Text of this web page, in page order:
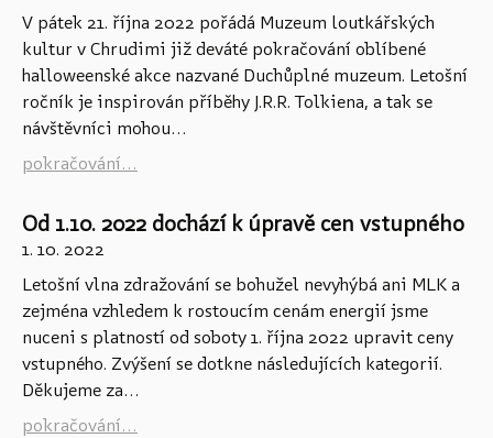
V pátek 21. října 2022 pořádá Muzeum loutkářských
kultur v Chrudimi již deváté pokračování oblíbené
halloweenské akce nazvané Duchůplné muzeum. Letošní
ročník je inspirován příběhy J.R.R. Tolkiena, a tak se
návštěvníci mohou...
pokračování...
Od 1.10. 2022 dochází k úpravě cen vstupného
1. 10. 2022
Letošní vlna zdražování se bohužel nevyhýbá ani MLK a
zejména vzhledem k rostoucím cenám energií jsme
nuceni s platností od soboty 1. října 2022 upravit ceny
vstupného. Zvýšení se dotkne následujících kategorií.
Děkujeme za...
pokračování...